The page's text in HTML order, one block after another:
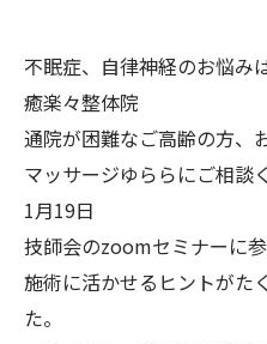
不眠症、自律神経のお悩みは
癒楽々整体院
通院が困難なご高齢の方、
マッサージゆららにご相談
1月19日
技師会のzoomセミナーに参
施術に活かせるヒントがた
た。